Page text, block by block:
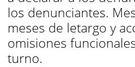
los denunciantes.
meses de letargo y
omisiones
turno.